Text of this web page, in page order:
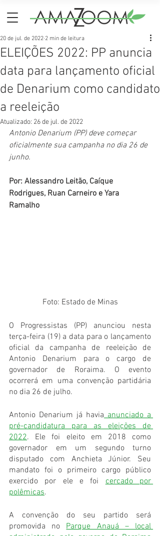
ELEIÇÕES 2022: PP anuncia
data para lançamento oficial
de Denarium como candidato
a reeleição
20 de jul. de 2022 2 min de leitura
Atualizado: 26 de jul. de 2022
Antonio Denarium (PP) deve começar
oficialmente sua campanha no dia 26 de
junho.
Por: Alessandro Leitão, Caíque
Rodrigues, Ruan Carneiro e Yara
Ramalho
Foto: Estado de Minas
O Progressistas (PP) anunciou nesta
terça-feira (19) a data para o lançamento
oficial da campanha de reeleição de
Antonio Denarium para o cargo de
governador de Roraima. O evento
ocorrerá em uma convenção partidária
no dia 26 de julho.
Antonio Denarium já havia anunciado a
pré-candidatura para as eleições de
2022. Ele foi eleito em 2018 como
governador em um segundo turno
disputado com Anchieta Júnior. Seu
mandato foi o primeiro cargo público
exercido por ele e foi cercado por
polêmicas.
A convenção do seu partido será
promovida no Parque Anauá – local